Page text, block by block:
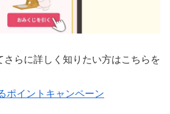
さらに詳しく知りたい方はこちらを
ポイントキャンペーン